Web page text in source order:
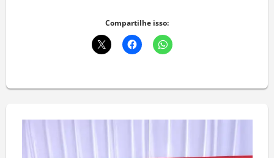
Compartilhe isso: